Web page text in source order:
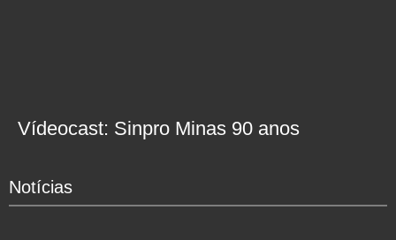
Vídeocast: Sinpro Minas 90 anos
Notícias